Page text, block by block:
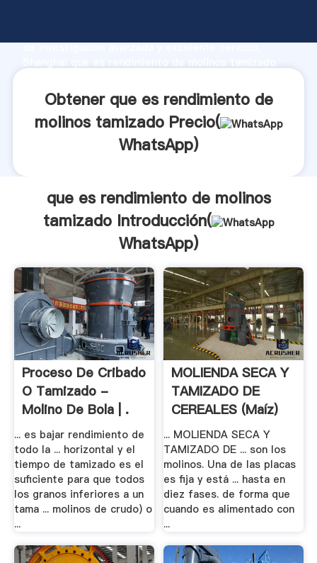
de investigación avanzada y excelente servicio,
clientes.Obtener que es rendimiento de
molinos tamizado Precio(
WhatsApp)
que es rendimiento de molinos
tamizado Introducción(
WhatsApp)
Proceso De Cribado
O Tamizado -
Molino De Bola | .
... es bajar rendimiento de
todo la ... horizontal y el
tiempo de tamizado es el
suficiente para que todos
los granos inferiores a un
tama ... molinos de crudo) o
...
MOLIENDA SECA Y
TAMIZADO DE
CEREALES (Maíz)
... MOLIENDA SECA Y
TAMIZADO DE ... son los
molinos. Una de las placas
es fija y está ... hasta en
diez fases. de forma que
cuando es alimentado con
...